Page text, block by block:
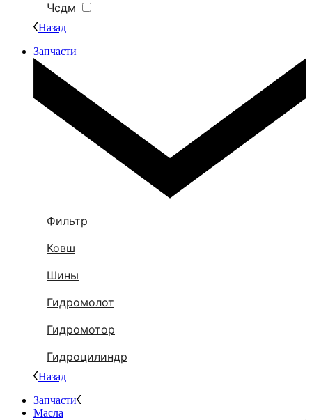
Чсдм
Назад
Запчасти
Фильтр
Ковш
Шины
Гидромолот
Гидромотор
Гидроцилиндр
Назад
Запчасти
Масла